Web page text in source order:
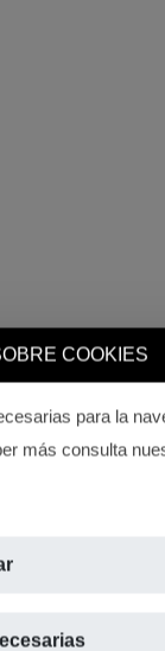
COOKIES
para la
más consulta